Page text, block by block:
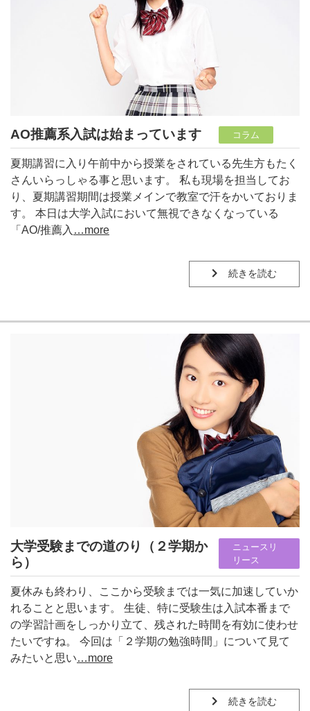
AO推薦系入試は始まっています コラム
夏期講習に入り午前中から授業をされている先生方もたく
さんいらっしゃる事と思います。 私も現場を担当してお
り、夏期講習期間は授業メインで教室で汗をかいておりま
す。 本日は大学入試において無視できなくなっている
「AO/推薦入 …more
続きを読む
大学受験までの道のり（２学期か
ら）
ニュースリ
リース
夏休みも終わり、ここから受験までは一気に加速していか
れることと思います。 生徒、特に受験生は入試本番まで
の学習計画をしっかり立て、残された時間を有効に使わせ
たいですね。 今回は「２学期の勉強時間」について見て
みたいと思い…more
続きを読む